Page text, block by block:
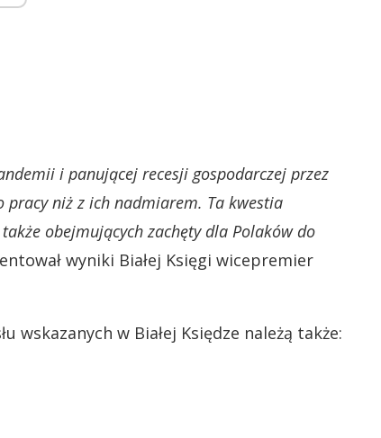
i panującej recesji gospodarczej przez
pracy niż z ich nadmiarem. Ta kwestia
obejmujących zachęty dla Polaków do
wyniki Białej Księgi wicepremier
wskazanych w Białej Księdze należą także: